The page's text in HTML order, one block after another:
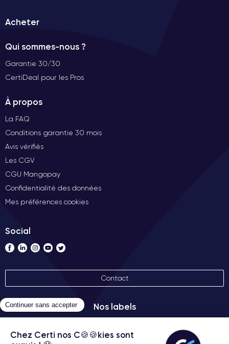
Acheter
Qui sommes-nous ?
Garantie 30/30
CertiDeal pour les Pros
À propos
La FAQ
Conditions garantie 30 mois
Avis vérifiés
Les CGV
CGU Mangopay
Confidentialité des données
Mes préférences cookies
Social
Contact
Nos labels